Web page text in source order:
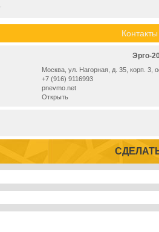
Эрго-
Москва, ул. Нагорная, д. 35, корп. 3,
+7 (916) 9116993
pnevmo.net
Открыть